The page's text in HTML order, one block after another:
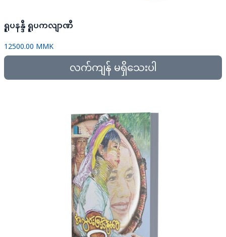
ရူပနန္ဒီ ရူပကလျာဏီ
12500.00 MMK
လက်ကျန် မရှိသေးပါ